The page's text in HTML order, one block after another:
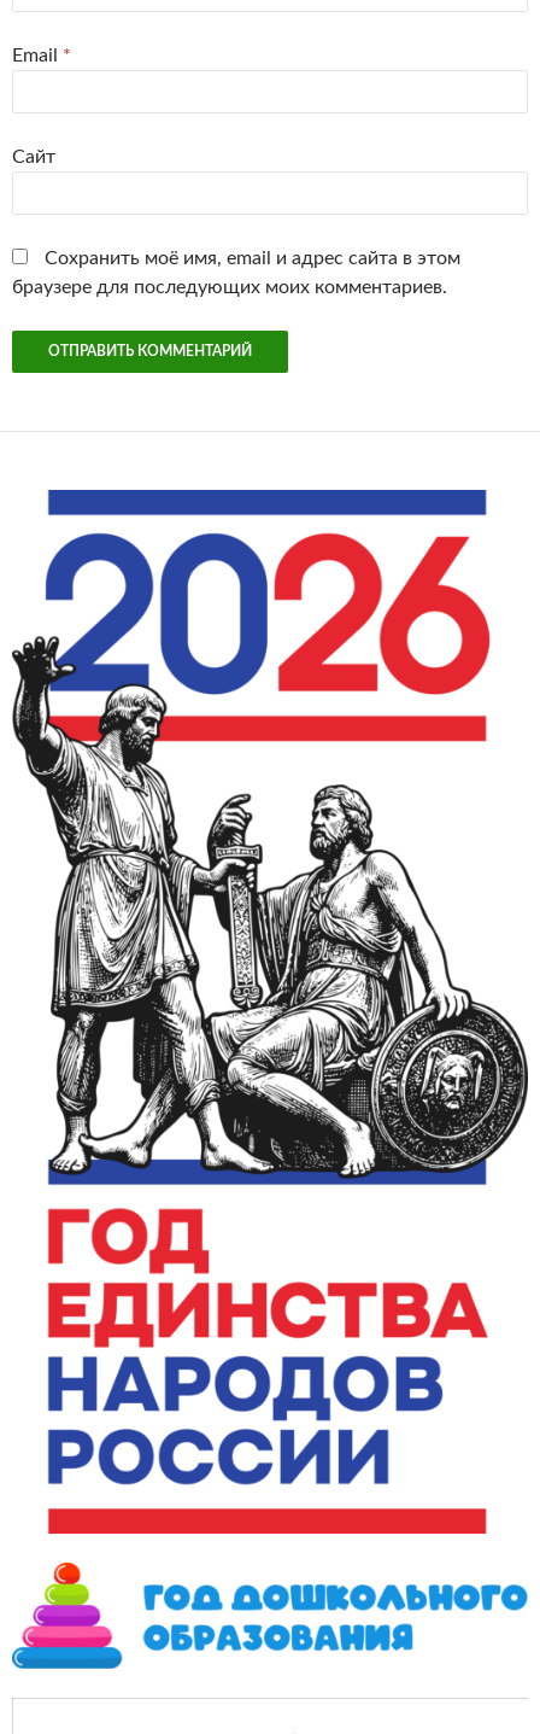
Email *
Сайт
Сохранить моё имя, email и адрес сайта в этом
браузере для последующих моих комментариев.